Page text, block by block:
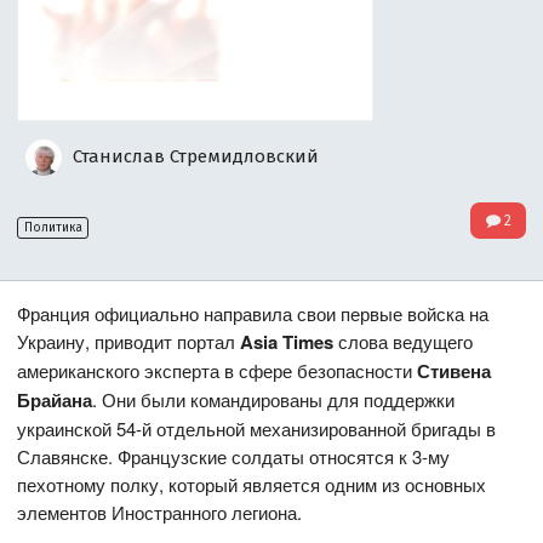
Станислав Стремидловский
Политика 2
Франция официально направила свои первые войска на
Украину, приводит портал Asia Timesслова ведущего
американского эксперта в сфере безопасностиСтивена
Брайана. Они были командированы для поддержки
украинской 54-й отдельной механизированной бригады в
Славянске. Французские солдаты относятся к 3-му
пехотному полку, который является одним из основных
элементов Иностранного легиона.